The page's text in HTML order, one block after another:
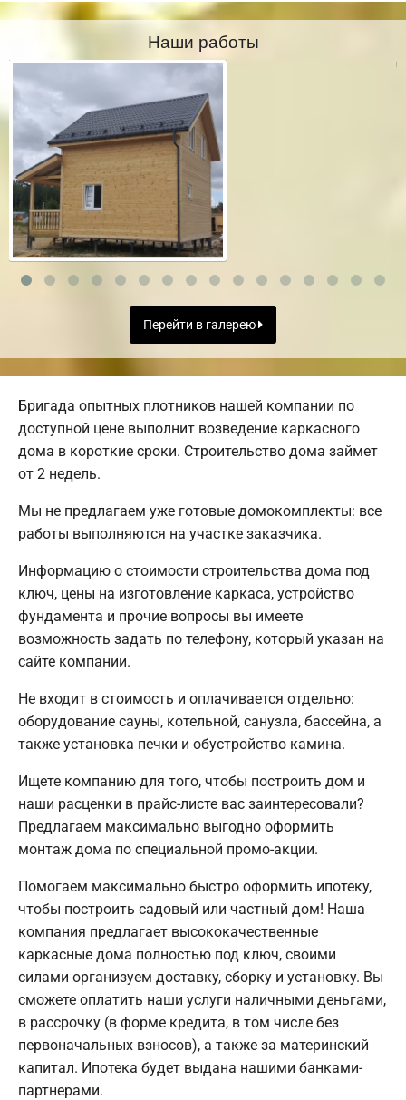
Наши работы
Перейти в галерею
Бригада опытных плотников нашей компании по
доступной цене выполнит возведение каркасного
дома в короткие сроки. Строительство дома займет
от 2 недель.
Мы не предлагаем уже готовые домокомплекты: все
работы выполняются на участке заказчика.
Информацию о стоимости строительства дома под
ключ, цены на изготовление каркаса, устройство
фундамента и прочие вопросы вы имеете
возможность задать по телефону, который указан на
сайте компании.
Не входит в стоимость и оплачивается отдельно:
оборудование сауны, котельной, санузла, бассейна, а
также установка печки и обустройство камина.
Ищете компанию для того, чтобы построить дом и
наши расценки в прайс-листе вас заинтересовали?
Предлагаем максимально выгодно оформить
монтаж дома по специальной промо-акции.
Помогаем максимально быстро оформить ипотеку,
чтобы построить садовый или частный дом! Наша
компания предлагает высококачественные
каркасные дома полностью под ключ, своими
силами организуем доставку, сборку и установку. Вы
сможете оплатить наши услуги наличными деньгами,
в рассрочку (в форме кредита, в том числе без
первоначальных взносов), а также за материнский
капитал. Ипотека будет выдана нашими банками-
партнерами.